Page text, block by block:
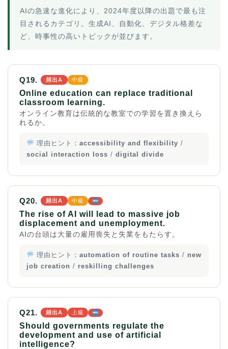
AIの急速な進化により、2024年度以降の出題で最も注
目されるカテゴリ。生成AI、自動化、デジタル格差な
ど、時事性の高いトピックが並びます。
Q19. 頻出A 中級
Online education can replace traditional
classroom learning.
オンライン教育は伝統的な教室での学習を置き換えら
れるか。
理由ヒント： accessibility and flexibility /
social interaction loss / digital divide
Q20. 頻出A 中級
The rise of AI will lead to massive job
displacement and unemployment.
AIの台頭は大量の雇用喪失と失業をもたらす。
理由ヒント： automation of routine tasks / new
job creation / reskilling challenges
Q21. 頻出A 上級
Should governments regulate the
development and use of artificial
intelligence?